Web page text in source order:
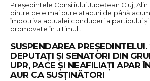
Președintele Consiliului Județean Cluj, Alin
dintre cele mai dure atacuri de până acum
împotriva actualei conduceri a partidului
promovate în ultimul…
SUSPENDAREA PREȘEDINTELUI.
DEPUTAȚI ȘI SENATORI DIN
UPR, PACE ȘI NEAFILIAȚI APAR
AUR CA SUSȚINĂTORI